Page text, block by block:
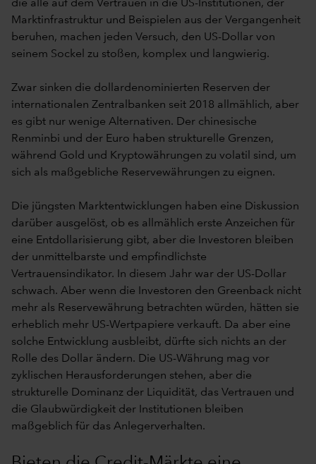
die alle auf dem Vertrauen in die US-Institutionen, der
Marktinfrastruktur und Beispielen aus der Vergangenheit
beruhen, machen jeden Versuch, den US-Dollar von
seinem Sockel zu stoßen, komplex und langwierig.
Zwar sinken die dollardenominierten Reserven der
internationalen Zentralbanken seit 2018 allmählich, aber
es gibt nur wenige Alternativen. Der chinesische
Renminbi und der Euro haben strukturelle Grenzen,
während Gold und Kryptowährungen zu volatil sind, um
sich als maßgebliche Reservewährungen zu eignen.
Die jüngsten Marktentwicklungen haben eine Diskussion
darüber ausgelöst, ob es allmählich erste Anzeichen für
eine Entdollarisierung gibt, aber die Investoren bleiben
der unmittelbarste und empfindlichste
Vertrauensindikator. In diesem Jahr war der US-Dollar
schwach. Aber wenn die Investoren den Greenback nicht
mehr als Reservewährung betrachten würden, hätten sie
erheblich mehr US-Wertpapiere verkauft. Da aber eine
solche Entwicklung ausbleibt, dürfte sich nichts an der
Rolle des Dollar ändern. Die US-Währung mag vor
zyklischen Herausforderungen stehen, aber die
strukturelle Dominanz der Liquidität, das Vertrauen und
die Glaubwürdigkeit der Institutionen bleiben
maßgeblich für das Anlegerverhalten.